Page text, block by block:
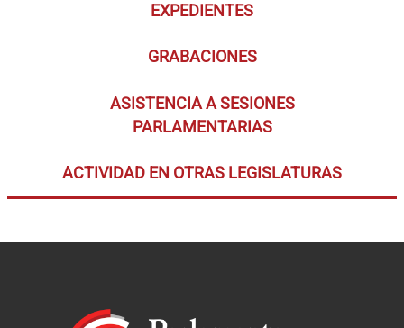
EXPEDIENTES
GRABACIONES
ASISTENCIA A SESIONES
PARLAMENTARIAS
ACTIVIDAD EN OTRAS LEGISLATURAS